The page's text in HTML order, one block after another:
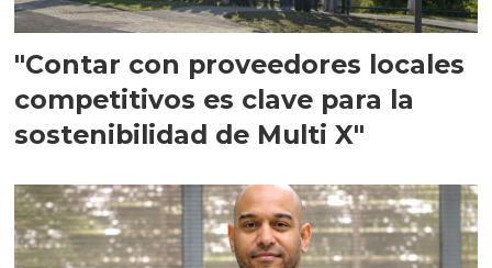
"Contar con proveedores locales
competitivos es clave para la
sostenibilidad de Multi X"